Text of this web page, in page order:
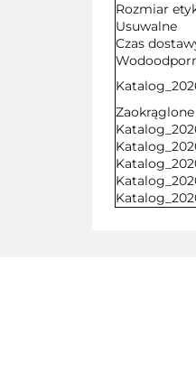
Rozmiar
Usuwalne
Czas